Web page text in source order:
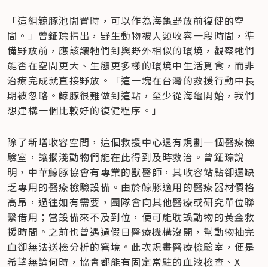
「這組鯨豚池閒置時，可以作為海龜野放前復健的空
間。」曾鉦琮指出，野生動物被人類收容一段時間，準
備野放前，應該讓牠們到與野外相似的環境，觀察牠們
能否在空間更大、生態更多樣的環境中生活覓食，而非
治療完成就直接野放。「這一塊在台灣的救援行動中長
期被忽略。鯨豚很難做到這點，至少從海龜開始，我們
想建構一個比較好的復健程序。」
除了新增收容空間，這個救援中心還有規劃一個醫療檢
驗室，讓擱淺動物們能在此得到及時救治。曾鉦琮說
明，中華鯨豚協會有專業的獸醫師，其收容站點卻還缺
乏專用的醫療檢驗設備。由於鯨豚適用的醫療器材價格
高昂，過往如有需要，團隊會向其他醫療或研究單位聯
繫借用；當設備來不及到位，便可能耽誤動物的黃金救
援時間。之前也曾遇過假日醫療機構沒開，幫動物抽完
血卻無法送檢分析的窘境。此次規畫醫療檢驗室，便是
希望無論何時，協會都能有固定常駐的血液檢查、X